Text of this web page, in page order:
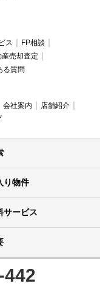
ス
FP相談
産売却査定
る質問
会社案内
店舗紹介
り物件
サービス
442